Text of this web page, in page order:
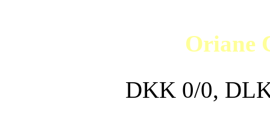
Oriane
DKK 0/0,